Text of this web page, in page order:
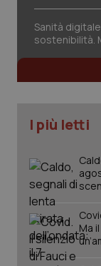
Sanità
sostenibilità.
I più letti
Ma